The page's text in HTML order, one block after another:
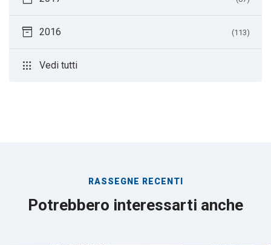
inventory_2 2016 (113)
apps Vedi tutti
RASSEGNE RECENTI
Potrebbero interessarti anche